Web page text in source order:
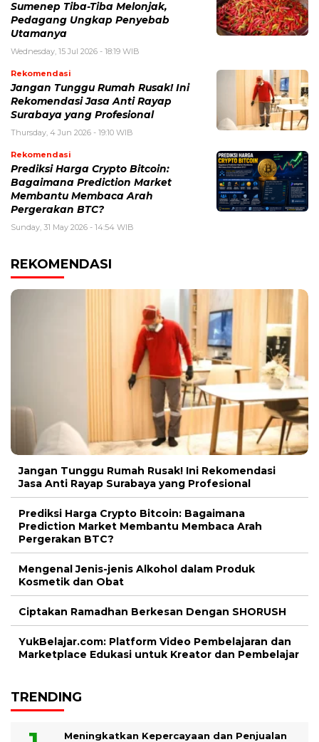
Sumenep Tiba-Tiba Melonjak,
Pedagang Ungkap Penyebab
Utamanya
Wednesday, 15 Jul 2026 - 18:19 WIB
Rekomendasi
Jangan Tunggu Rumah Rusak! Ini
Rekomendasi Jasa Anti Rayap
Surabaya yang Profesional
Thursday, 4 Jun 2026 - 19:10 WIB
Rekomendasi
Prediksi Harga Crypto Bitcoin:
Bagaimana Prediction Market
Membantu Membaca Arah
Pergerakan BTC?
Sunday, 31 May 2026 - 14:54 WIB
REKOMENDASI
Jangan Tunggu Rumah Rusak! Ini Rekomendasi
Jasa Anti Rayap Surabaya yang Profesional
Prediksi Harga Crypto Bitcoin: Bagaimana
Prediction Market Membantu Membaca Arah
Pergerakan BTC?
Mengenal Jenis-jenis Alkohol dalam Produk
Kosmetik dan Obat
Ciptakan Ramadhan Berkesan Dengan SHORUSH
YukBelajar.com: Platform Video Pembelajaran dan
Marketplace Edukasi untuk Kreator dan Pembelajar
TRENDING
Meningkatkan Kepercayaan dan Penjualan